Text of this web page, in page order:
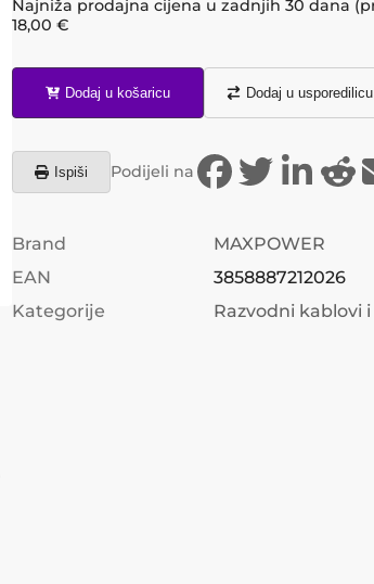
Najniža prodajna cijena u zadnjih 30 dana
18,00 €
Dodaj u košaricu Dodaj u usporedilicu
Ispiši Podijeli na
Brand
MAXPOWER
EAN
3858887212026
Kategorije
Razvodni kablovi